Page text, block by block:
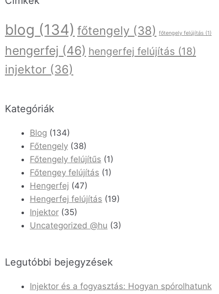
blog (134) főtengely (38) főtengely felújítás (1)
hengerfej (46) hengerfej felújítás (18)
injektor (36)
Kategóriák
Blog (134)
Főtengely (38)
Főtengely felújítűs (1)
Főtengey felújítás (1)
Hengerfej (47)
Hengerfej felújítás (19)
Injektor (35)
Uncategorized @hu (3)
Legutóbbi bejegyzések
Injektor és a fogyasztás: Hogyan spórolhatunk